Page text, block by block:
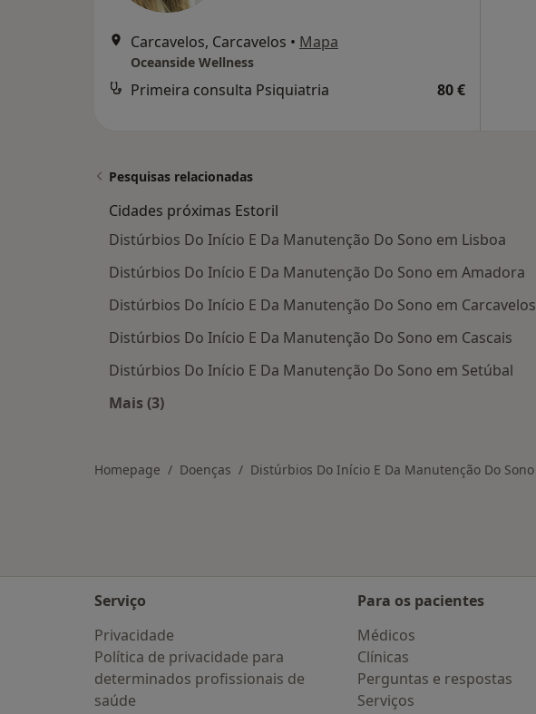
Carcavelos, Carcavelos • Mapa
Oceanside Wellness
Primeira consulta Psiquiatria 80 €
Pesquisas relacionadas
Cidades próximas Estoril
Distúrbios Do Início E Da Manutenção Do Sono em Lisboa
Distúrbios Do Início E Da Manutenção Do Sono em Amadora
Distúrbios Do Início E Da Manutenção Do Sono em Carcavelos
Distúrbios Do Início E Da Manutenção Do Sono em Cascais
Distúrbios Do Início E Da Manutenção Do Sono em Setúbal
Mais (3)
Homepage Doenças Distúrbios Do Início E Da Manutenção Do Sono
Serviço
Privacidade
Política de privacidade para
determinados profissionais de
saúde
Para os pacientes
Médicos
Clínicas
Perguntas e respostas
Serviços